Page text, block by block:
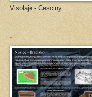
Visolaje - Cesciny
.